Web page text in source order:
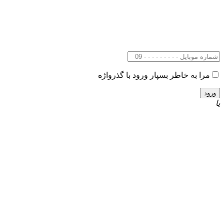
مرا به خاطر بسپار ورود با گذرواژه
یا